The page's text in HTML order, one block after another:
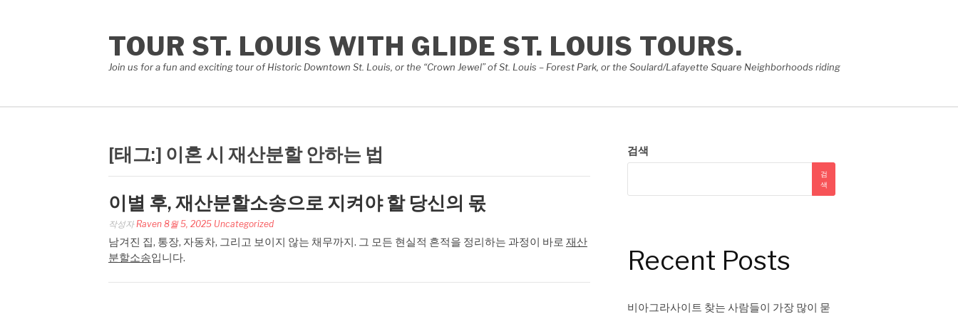
TOUR ST. LOUIS WITH GLIDE ST. LOUIS TOURS.
Join us for a fun and exciting tour of Historic Downtown St. Louis, or the “Crown Jewel” of St. Louis – Forest Park, or the Soulard/Lafayette Square Neighborhoods riding
[태그:] 이혼 시 재산분할 안하는 법
이별 후, 재산분할소송으로 지켜야 할 당신의 몫
작성자 Raven 8월 5, 2025 Uncategorized
남겨진 집, 통장, 자동차, 그리고 보이지 않는 채무까지. 그 모든 현실적 흔적을 정리하는 과정이 바로 재산
분할소송입니다.
검색
검
색
Recent Posts
비아그라사이트 찾는 사람들이 가장 많이 묻